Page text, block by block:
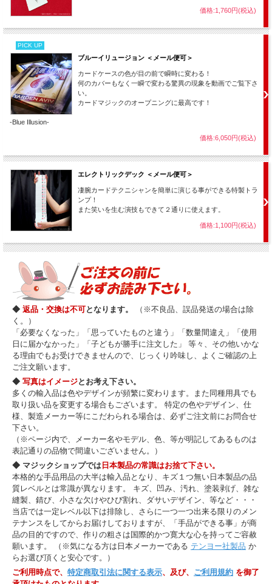
価格:1,760円(税込)
PICK UP
ブルーイリュージョン ＜メール便可＞
カードケースの色が目の前で瞬時に変わる！
何のカバーもなく一瞬で変わる驚異の現象を動画でご覧下さ
い。
カードマジックのオープニングに最高です！
-Blue Illusion-
価格:6,050円(税込)
エレクトリックデック ＜メール便可＞
凄腕カードテクニシャンを簡単に演じる事ができる特製トラ
ンプ！
また笑いを生む演技もできて２通りに使えます。
価格:1,100円(税込)
◆ 返品・交換は不可となります。
（※不良品、誤品発送の場合は除
く。）
「必要なくなった」「思っていたものと違う」「数量間違え」「使用
日に届かなかった」「子どもが勝手に注文した」 等々、その他いかな
る理由でもお受けできませんので、じっくり吟味し、よくご確認の上
ご注文願います。
◆ 写真はイメージとお考え下さい。
多くの輸入品は色やデザインが頻繁に変わります。また同種用具でも
取り扱い品を変更する場合もございます。 特定の色やデザイン、仕
様、製造メーカー等にこだわられる場合は、必ずご注文前にお問合せ
下さい。
（※ページ内で、メーカー名やモデル、色、等が明記してあるものは
表記通りの品物で間違いございません。）
◆ マジックショップでは 日本製品の常識はお捨て下さい。
本格的な手品用品の大半は輸入品となり、キズ１つ無い日本製品の品
質レベルとは常識が異なります。 キズ、凹み、汚れ、塗装剥げ、雑な
縫製、錆び、小さな欠けやひび割れ、ダサいデザイン、等など・・・
当店では一定レベル以下は排除し、さらに一つ一つ出来る限りのメン
テナンスをしてからお届けしておりますが、「手品ができる事」が商
品の目的ですので、作りの粗さは国際的かつ寛大な心を持ってご容赦
願います。 （※気になる方は日本メーカーである テンヨー社製品 か
らお選び頂くと安心です。）
ご利用時点で、 特定商取引法に関する表示、及び、 ご利用規約 を御了